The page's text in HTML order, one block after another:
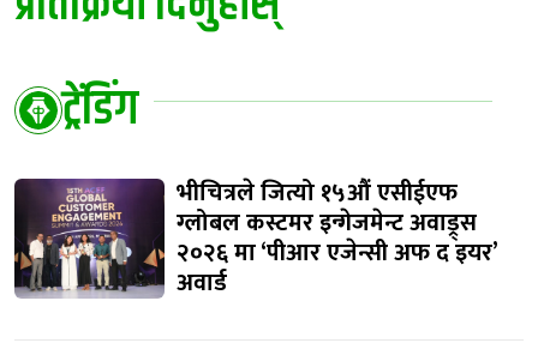
ट्रेंडिंग
भीचित्रले जित्यो १५औं एसीईएफ
ग्लोबल कस्टमर इन्गेजमेन्ट अवाड्र्स
२०२६ मा ‘पीआर एजेन्सी अफ द इयर’
अवार्ड